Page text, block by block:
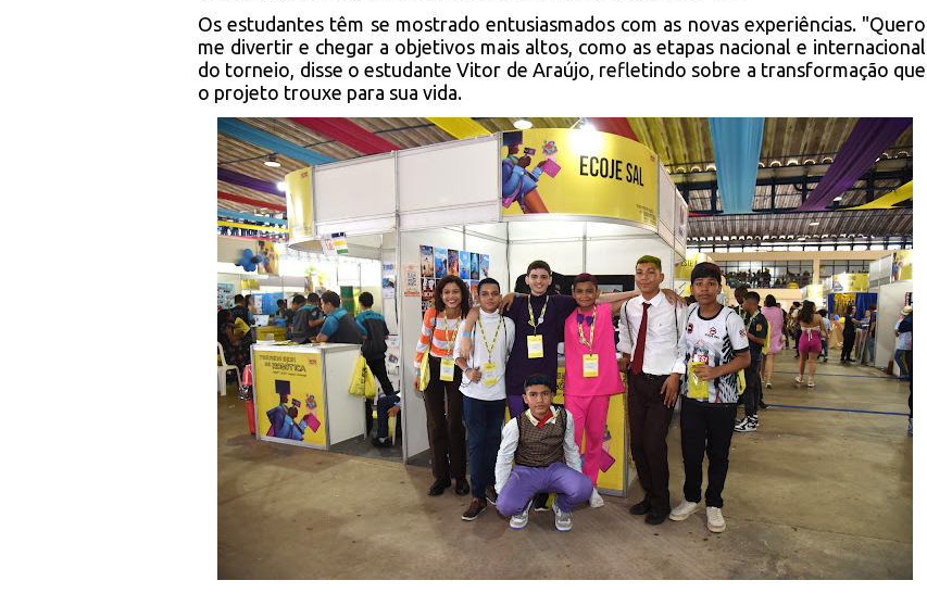
Os estudantes têm se mostrado entusiasmados com as novas experiências. "Quero
me divertir e chegar a objetivos mais altos, como as etapas nacional e internacional
do torneio, disse o estudante Vitor de Araújo, refletindo sobre a transformação que
o projeto trouxe para sua vida.